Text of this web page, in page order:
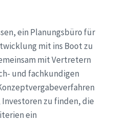
ein Planungsbüro für
mit ins Boot zu
mit Vertretern
und fachkundigen
zu finden, die
ein